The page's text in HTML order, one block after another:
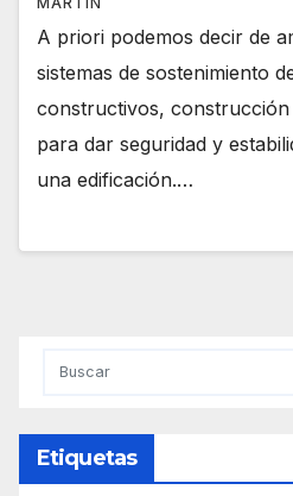
A priori podemos decir de
sistemas de sostenimiento
constructivos,
para dar seguridad y
una edificación.…
Etiquetas